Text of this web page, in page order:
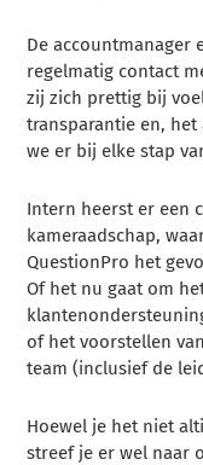
De accountmanager
regelmatig contact
zij zich prettig bij
transparantie en,
we er bij elke stap
Intern heerst er een
kameraadschap,
QuestionPro het
Of het nu gaat om
of het voorstellen
team (inclusief de
Hoewel je het niet
streef je er wel naar